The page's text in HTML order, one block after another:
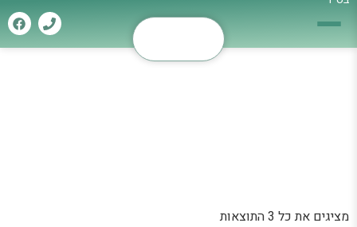
מציגים את כל ⁦3⁩ התוצאות